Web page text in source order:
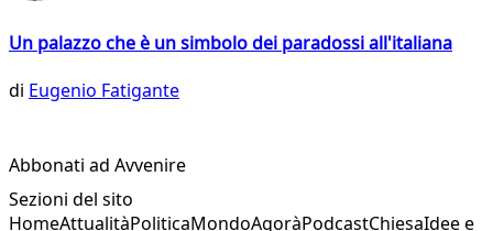
Un palazzo che è un simbolo dei paradossi all'italiana
di Eugenio Fatigante
Abbonati ad Avvenire
Sezioni del sito
HomeAttualitàPoliticaMondoAgoràPodcastChiesaIdee e